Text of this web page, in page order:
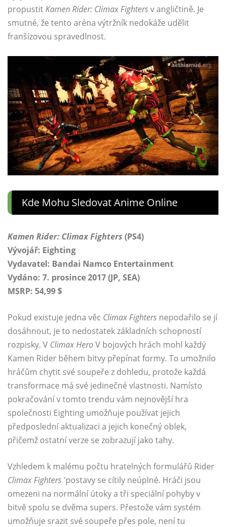
propustitKamen Rider: Climax Fightersv angličtině. Je
smutné, že tento aréna výtržník nedokáže udělit
franšízovou spravedlnost.
Kde Mohu Sledovat Anime Online
Kamen Rider: Climax Fighters (PS4)
Vývojář: Eighting
Vydavatel: Bandai Namco Entertainment
Vydáno: 7. prosince 2017 (JP, SEA)
MSRP: 54,99 $
Pokud existuje jedna věc Climax Fighters nepodařilo se jí
dosáhnout, je to nedostatek základních schopností
rozpisky. V Climax HeroV bojových hrách mohl každý
Kamen Rider během bitvy přepínat formy. To umožnilo
hráčům chytit své soupeře z dohledu, protože každá
transformace má své jedinečné vlastnosti. Namísto
pokračování v tomto trendu vám nejnovější hra
společnosti Eighting umožňuje používat jejich
předposlední aktualizaci a jejich konečný oblek,
přičemž ostatní verze se zobrazují jako tahy.
Vzhledem k malému počtu hratelných formulářů Rider
Climax Fighters 'postavy se cítily neúplné. Hráči jsou
omezeni na normální útoky a tři speciální pohyby v
bitvě spolu se dvěma supers. Přestože vám systém
umožňuje srazit své soupeře přes pole, není tu